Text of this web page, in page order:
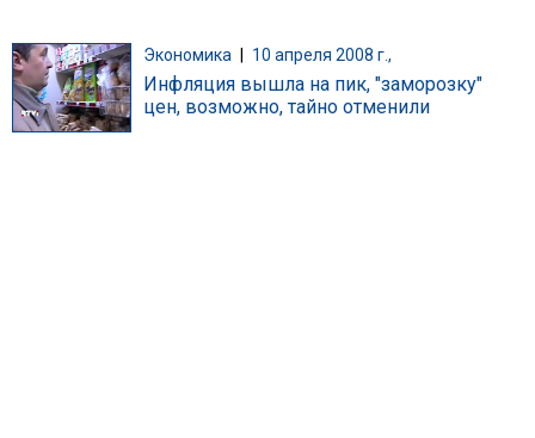
Экономика 10 апреля 2008 г.,
Инфляция вышла на пик, "заморозку"
цен, возможно, тайно отменили